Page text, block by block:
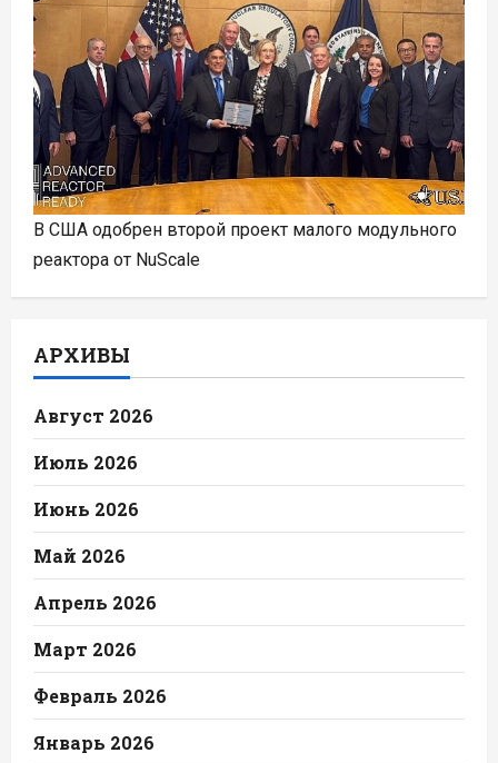
В США одобрен второй проект малого модульного
реактора от NuScale
АРХИВЫ
Август 2026
Июль 2026
Июнь 2026
Май 2026
Апрель 2026
Март 2026
Февраль 2026
Январь 2026